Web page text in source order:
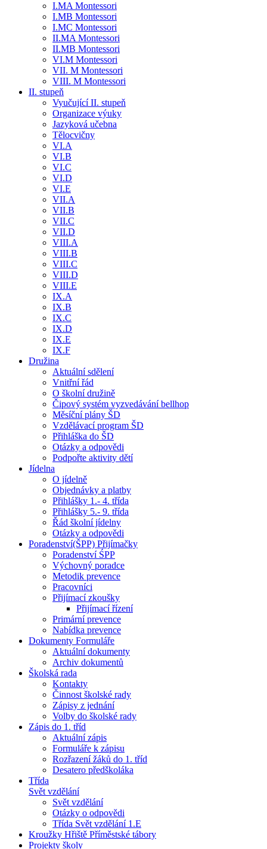
I.MA Montessori
I.MB Montessori
I.MC Montessori
II.MA Montessori
II.MB Montessori
VI.M Montessori
VII. M Montessori
VIII. M Montessori
II. stupeň
Vyučující II. stupeň
Organizace výuky
Jazyková učebna
Tělocvičny
VI.A
VI.B
VI.C
VI.D
VI.E
VII.A
VII.B
VII.C
VII.D
VIII.A
VIII.B
VIII.C
VIII.D
VIII.E
IX.A
IX.B
IX.C
IX.D
IX.E
IX.F
Družina
Aktuální sdělení
Vnitřní řád
O školní družině
Čipový systém vyzvedávání bellhop
Měsíční plány ŠD
Vzdělávací program ŠD
Přihláška do ŠD
Otázky a odpovědi
Podpořte aktivity dětí
Jídelna
O jídelně
Objednávky a platby
Přihlášky 1.- 4. třída
Přihlášky 5.- 9. třída
Řád školní jídelny
Otázky a odpovědi
Poradenství(ŠPP) Přijímačky
Poradenství ŚPP
Výchovný poradce
Metodik prevence
Pracovníci
Přijímací zkoušky
Přijímací řízení
Primární prevence
Nabídka prevence
Dokumenty Formuláře
Aktuální dokumenty
Archiv dokumentů
Školská rada
Kontakty
Činnost školské rady
Zápisy z jednání
Volby do školské rady
Zápis do 1. tříd
Aktuální zápis
Formuláře k zápisu
Rozřazení žáků do 1. tříd
Desatero předškoláka
Třída
Svět vzdělání
Svět vzdělání
Otázky o odpovědi
Třída Svět vzdělání 1.E
Kroužky Hřiště Příměstské tábory
Projekty školy